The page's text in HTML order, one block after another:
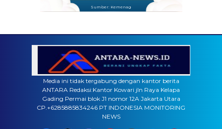
Sumber: Kemenag
Media ini tidak tergabung dengan kantor berita
ANTARA Redaksi:Kantor Kowari jln Raya Kelapa
Gading Permai blok J1 nomor 12A Jakarta Utara
CP.+6285885834246 PT INDONESIA MONITORING
NEWS